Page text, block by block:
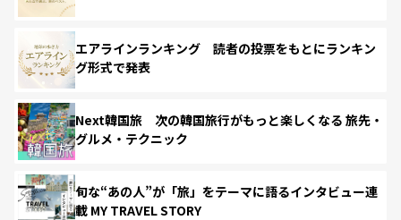
エアラインランキング 読者の投票をもとにランキン
グ形式で発表
Next韓国旅 次の韓国旅行がもっと楽しくなる 旅先・
グルメ・テクニック
旬な“あの人”が「旅」をテーマに語るインタビュー連
載 MY TRAVEL STORY